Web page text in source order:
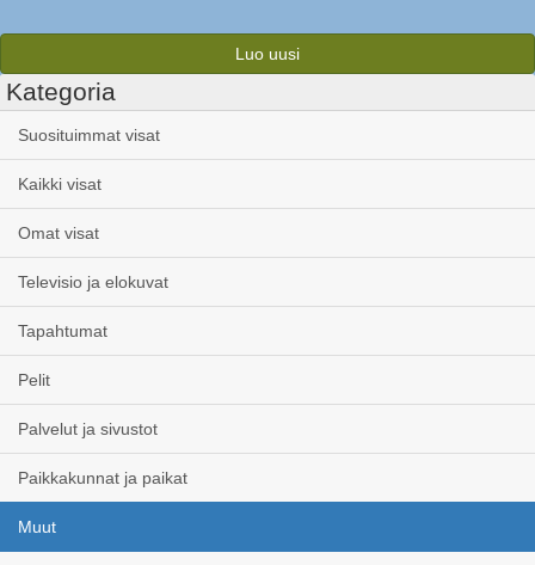
Luo uusi
Kategoria
Suosituimmat visat
Kaikki visat
Omat visat
Televisio ja elokuvat
Tapahtumat
Pelit
Palvelut ja sivustot
Paikkakunnat ja paikat
Muut